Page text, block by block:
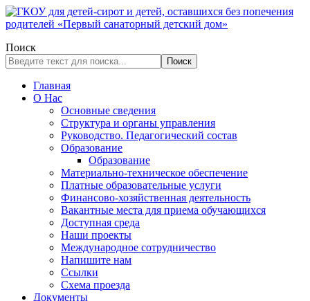
Поиск
Поиск
Главная
О Нас
Основные сведения
Структура и органы управления
Руководство. Педагогический состав
Образование
Образование
Материально-техническое обеспечение
Платные образовательные услуги
Финансово-хозяйственная деятельность
Вакантные места для приема обучающихся
Доступная среда
Наши проекты
Международное сотрудничество
Напишите нам
Ссылки
Схема проезда
Документы